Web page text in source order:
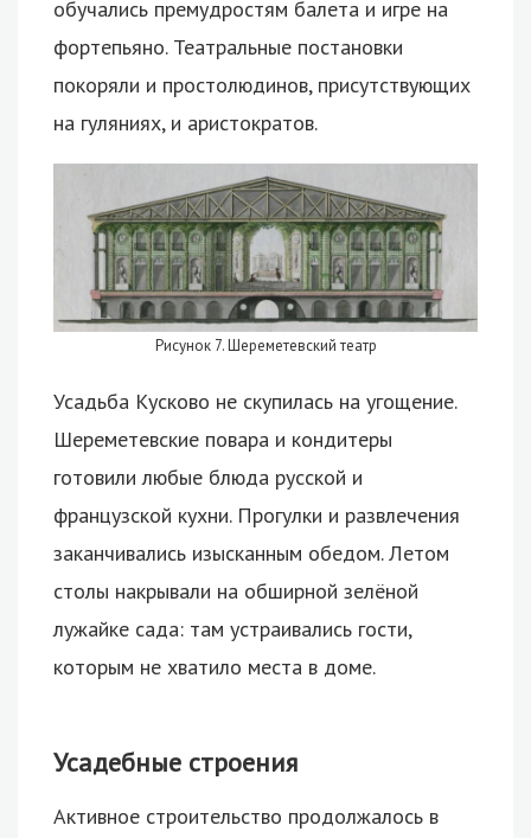
обучались премудростям балета и игре на
фортепьяно. Театральные постановки
покоряли и простолюдинов, присутствующих
на гуляниях, и аристократов.
Рисунок 7. Шереметевский театр
Усадьба Кусково не скупилась на угощение.
Шереметевские повара и кондитеры
готовили любые блюда русской и
французской кухни. Прогулки и развлечения
заканчивались изысканным обедом. Летом
столы накрывали на обширной зелёной
лужайке сада: там устраивались гости,
которым не хватило места в доме.
Усадебные строения
Активное строительство продолжалось в